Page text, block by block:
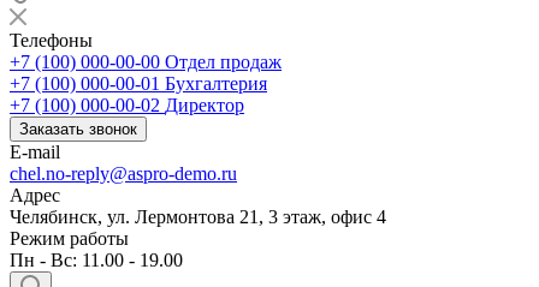
Телефоны
+7 (100) 000-00-00 Отдел продаж
+7 (100) 000-00-01 Бухгалтерия
+7 (100) 000-00-02 Директор
Заказать звонок
E-mail
chel.no-reply@aspro-demo.ru
Адрес
Челябинск, ул. Лермонтова 21, 3 этаж, офис 4
Режим работы
Пн - Вс: 11.00 - 19.00